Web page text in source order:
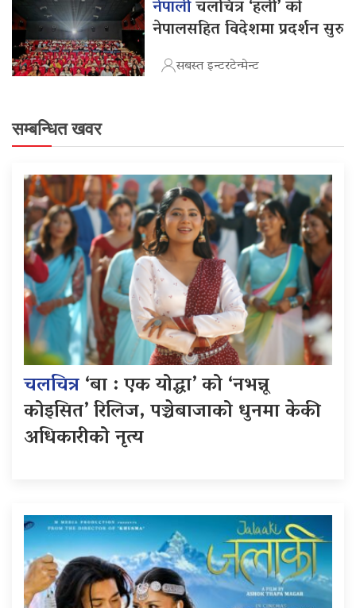
नेपालीचलचित्र ‘हली’ को
नेपालसहित विदेशमा प्रदर्शन सुरु
सबस्त इन्टरटेन्मेन्ट
सम्बन्धित खवर
चलचित्र‘बा : एक योद्धा’ को ‘नभन्नू
कोइसित’ रिलिज, पञ्चेबाजाको धुनमा केकी
अधिकारीको नृत्य